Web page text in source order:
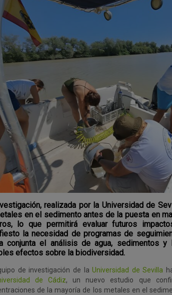
realizada por la Universidad de
en el sedimento antes de la puesta en
lo que permitirá evaluar futuros
la necesidad de programas de
conjunta el análisis de agua, sedimentos
efectos sobre la biodiversidad.
de investigación de laUniversidad de Sevilla
de Cádiz, un nuevo estudio que
de la mayoría de los metales en el